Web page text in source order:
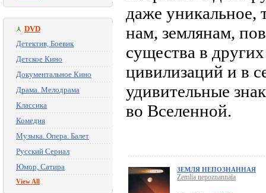
DVD
Детектив, Боевик
Детское Кино
Документальное Кино
Драма. Мелодрама
Классика
Комедия
Музыка. Опера. Балет
Русский Сериал
Юмор, Сатира
View All
даже уникальное,
нам, землянам,
существа в
цивилизаций и в
удивительные
во Вселенной.
ЗЕМЛЯ НЕПОЗНАННАЯ
Zemlia nepoznannaia